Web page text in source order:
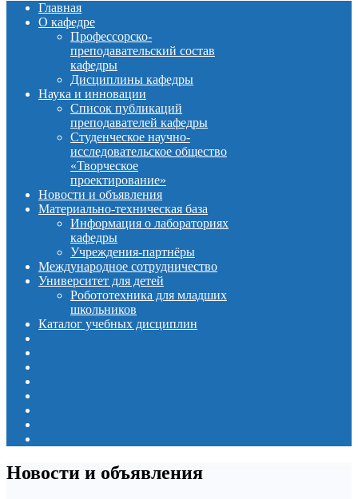
Главная
О кафедре
Профессорско-
преподавательский состав
кафедры
Дисциплины кафедры
Наука и инновации
Список публикаций
преподавателей кафедры
Студенческое научно-
исследовательское общество
«Творческое
проектирование»
Новости и объявления
Материально-техническая база
Информация о лабораториях
кафедры
Учреждения-партнёры
Международное сотрудничество
Университет для детей
Робототехника для младших
школьников
Каталог учебных дисциплин
Новости и объявления